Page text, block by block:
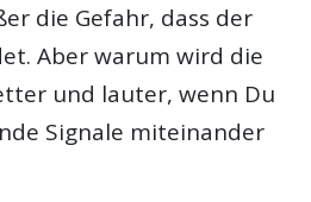
die Gefahr, dass der
Aber warum wird die
und lauter, wenn Du
Signale miteinander